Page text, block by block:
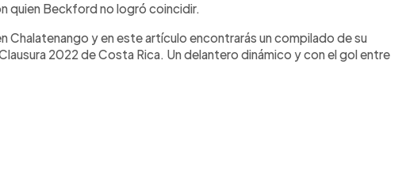
quien Beckford no logró coincidir.
Chalatenango y en este artículo encontrarás un compilado de su
2022 de Costa Rica. Un delantero dinámico y con el gol entre